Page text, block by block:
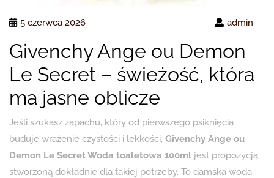
5 czerwca 2026 admin
Givenchy Ange ou Demon
Le Secret – świeżość, która
ma jasne oblicze
Jeśli szukasz zapachu, który od pierwszego psiknięcia
buduje wrażenie czystości i lekkości, Givenchy Ange ou
Demon Le Secret Woda toaletowa 100ml jest propozycją
stworzoną dokładnie dla takiej potrzeby. To damska woda